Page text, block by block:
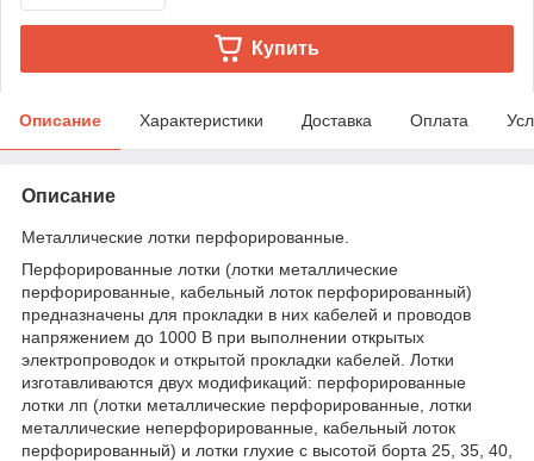
Купить
Описание Характеристики Доставка Оплата
Описание
Металлические лотки перфорированные.
Перфорированные лотки (лотки металлические
перфорированные, кабельный лоток перфорированный)
предназначены для прокладки в них кабелей и проводов
напряжением до 1000 В при выполнении открытых
электропроводок и открытой прокладки кабелей. Лотки
изготавливаются двух модификаций: перфорированные
лотки лп (лотки металлические перфорированные, лотки
металлические неперфорированные, кабельный лоток
перфорированный) и лотки глухие с высотой борта 25, 35, 40,